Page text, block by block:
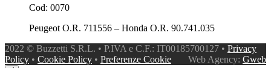
Cod: 0070
Peugeot O.R. 711556 – Honda O.R. 90.741.035
2022 © Buzzetti S.R.L. • P.IVA e C.F.: IT00185700127 • Privacy
Policy • Cookie Policy • Preferenze Cookie Web Agency: Gweb